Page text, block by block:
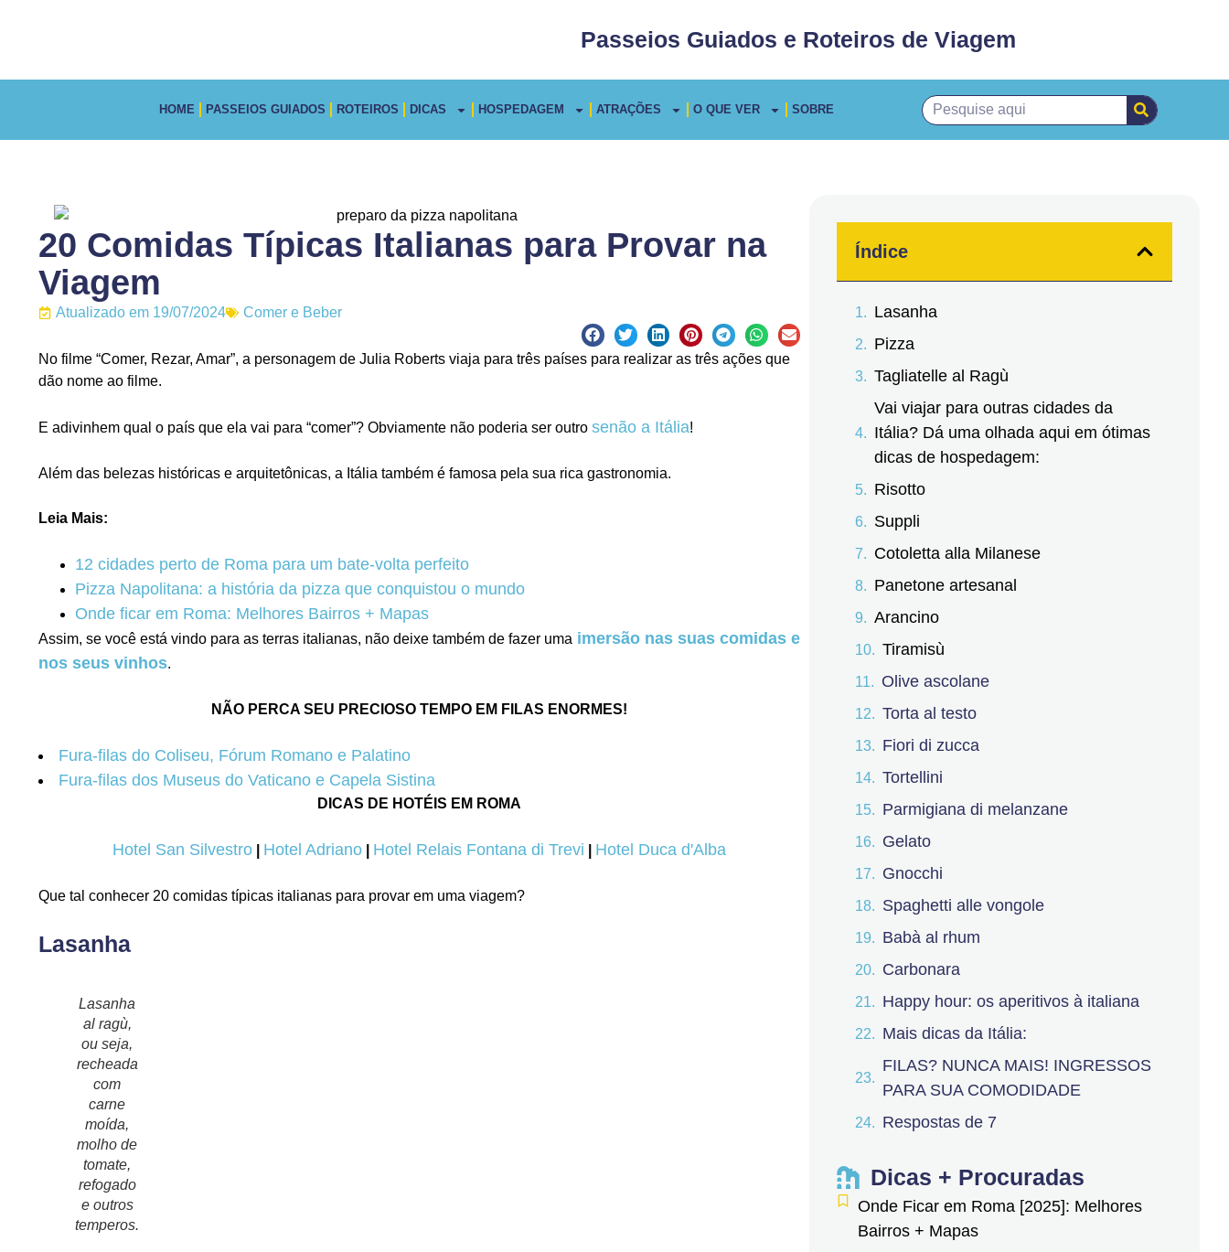
Passeios Guiados e Roteiros de Viagem
HOME PASSEIOS GUIADOS ROTEIROS DICAS HOSPEDAGEM ATRAÇÕES O QUE VER SOBRE
20 Comidas Típicas Italianas para Provar na
Viagem
Atualizado em 19/07/2024 Comer e Beber
No filme “Comer, Rezar, Amar”, a personagem de Julia Roberts viaja para três países para realizar as três ações que
dão nome ao filme.
E adivinhem qual o país que ela vai para “comer”? Obviamente não poderia ser outro senão a Itália!
Além das belezas históricas e arquitetônicas, a Itália também é famosa pela sua rica gastronomia.
Leia Mais:
12 cidades perto de Roma para um bate-volta perfeito
Pizza Napolitana: a história da pizza que conquistou o mundo
Onde ficar em Roma: Melhores Bairros + Mapas
Assim, se você está vindo para as terras italianas, não deixe também de fazer uma imersão nas suas comidas e
nos seus vinhos.
NÃO PERCA SEU PRECIOSO TEMPO EM FILAS ENORMES!
Fura-filas do Coliseu, Fórum Romano e Palatino
Fura-filas dos Museus do Vaticano e Capela Sistina
DICAS DE HOTÉIS EM ROMA
Hotel San Silvestro Hotel Adriano Hotel Relais Fontana di Trevi Hotel Duca d'Alba
Que tal conhecer 20 comidas típicas italianas para provar em uma viagem?
Lasanha
Lasanha
al ragù,
ou seja,
recheada
com
carne
moída,
molho de
tomate,
refogado
e outros
temperos.
Índice
Lasanha
Pizza
Tagliatelle al Ragù
Vai viajar para outras cidades da
Itália? Dá uma olhada aqui em ótimas
dicas de hospedagem:
Risotto
Suppli
Cotoletta alla Milanese
Panetone artesanal
Arancino
Tiramisù
Olive ascolane
Torta al testo
Fiori di zucca
Tortellini
Parmigiana di melanzane
Gelato
Gnocchi
Spaghetti alle vongole
Babà al rhum
Carbonara
Happy hour: os aperitivos à italiana
Mais dicas da Itália:
FILAS? NUNCA MAIS! INGRESSOS
PARA SUA COMODIDADE
Respostas de 7
Dicas + Procuradas
Onde Ficar em Roma [2025]: Melhores
Bairros + Mapas